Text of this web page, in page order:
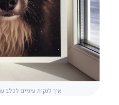
איך לנקות עיניים לכלב